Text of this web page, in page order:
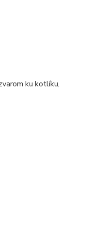
ku kotlíku,